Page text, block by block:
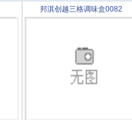
邦淇创越三格调味盒0082